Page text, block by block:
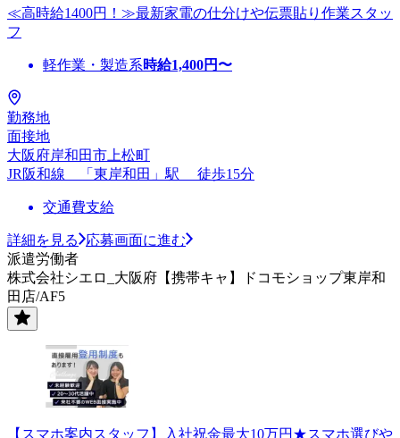
≪高時給1400円！≫最新家電の仕分けや伝票貼り作業スタッ
フ
軽作業・製造系時給1,400円〜
勤務地
面接地
大阪府岸和田市上松町
JR阪和線 「東岸和田」駅 徒歩15分
交通費支給
詳細を見る
応募画面に進む
派遣労働者
株式会社シエロ_大阪府【携帯キャ】ドコモショップ東岸和
田店/AF5
【スマホ案内スタッフ】入社祝金最大10万円★スマホ選びや